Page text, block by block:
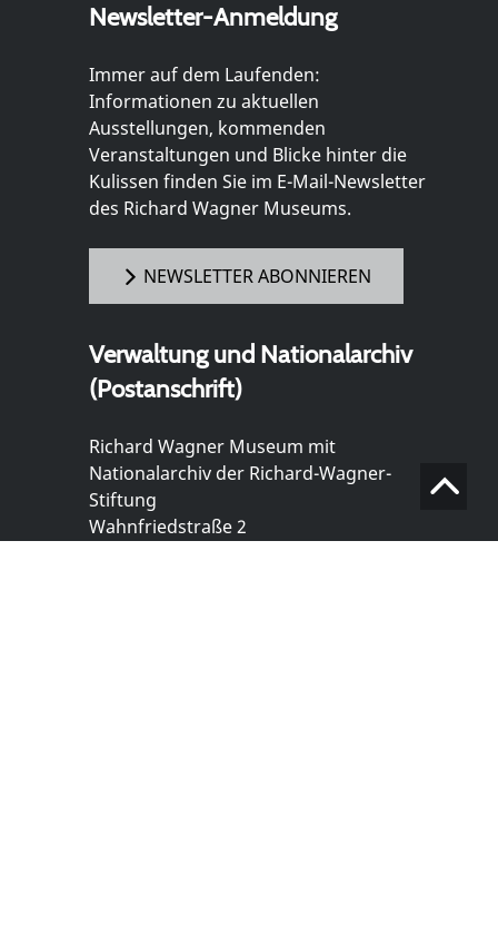
Newsletter-Anmeldung
Immer auf dem Laufenden:
Informationen zu aktuellen
Ausstellungen, kommenden
Veranstaltungen und Blicke hinter die
Kulissen finden Sie im E-Mail-Newsletter
des Richard Wagner Museums.
NEWSLETTER ABONNIEREN
Verwaltung und Nationalarchiv
(Postanschrift)
Richard Wagner Museum mit
Nationalarchiv der Richard-Wagner-
Stiftung
Wahnfriedstraße 2